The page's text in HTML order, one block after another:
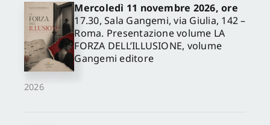
2026
Mercoledì 11 novembre 2026, ore
17.30, Sala Gangemi, via Giulia, 142 –
Roma. Presentazione volume LA
FORZA DELL’ILLUSIONE, volume
Gangemi editore